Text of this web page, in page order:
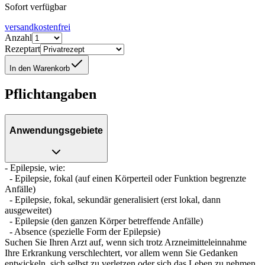
Sofort verfügbar
versandkostenfrei
Anzahl
Rezeptart
In den Warenkorb
Pflichtangaben
Anwendungsgebiete
- Epilepsie, wie:
- Epilepsie, fokal (auf einen Körperteil oder Funktion begrenzte
Anfälle)
- Epilepsie, fokal, sekundär generalisiert (erst lokal, dann
ausgeweitet)
- Epilepsie (den ganzen Körper betreffende Anfälle)
- Absence (spezielle Form der Epilepsie)
Suchen Sie Ihren Arzt auf, wenn sich trotz Arzneimitteleinnahme
Ihre Erkrankung verschlechtert, vor allem wenn Sie Gedanken